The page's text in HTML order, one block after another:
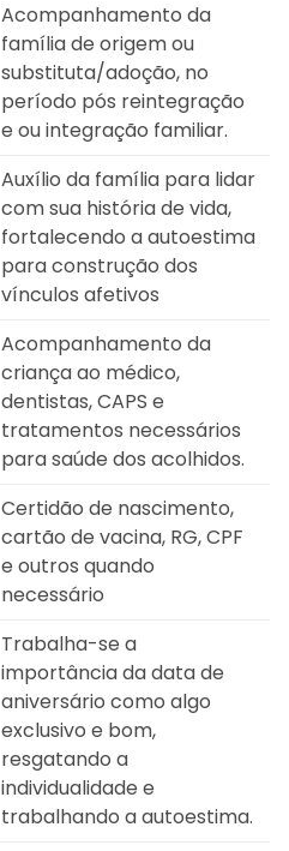
Acompanhamento da
família de origem ou
substituta/adoção, no
período pós reintegração
e ou integração familiar.
Auxílio da família para lidar
com sua história de vida,
fortalecendo a autoestima
para construção dos
vínculos afetivos
Acompanhamento da
criança ao médico,
dentistas, CAPS e
tratamentos necessários
para saúde dos acolhidos.
Certidão de nascimento,
cartão de vacina, RG, CPF
e outros quando
necessário
Trabalha-se a
importância da data de
aniversário como algo
exclusivo e bom,
resgatando a
individualidade e
trabalhando a autoestima.